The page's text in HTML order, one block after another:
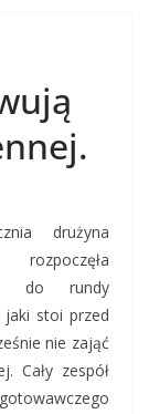
drużyna
do rundy
jaki stoi przed
nie zająć
Cały zespół